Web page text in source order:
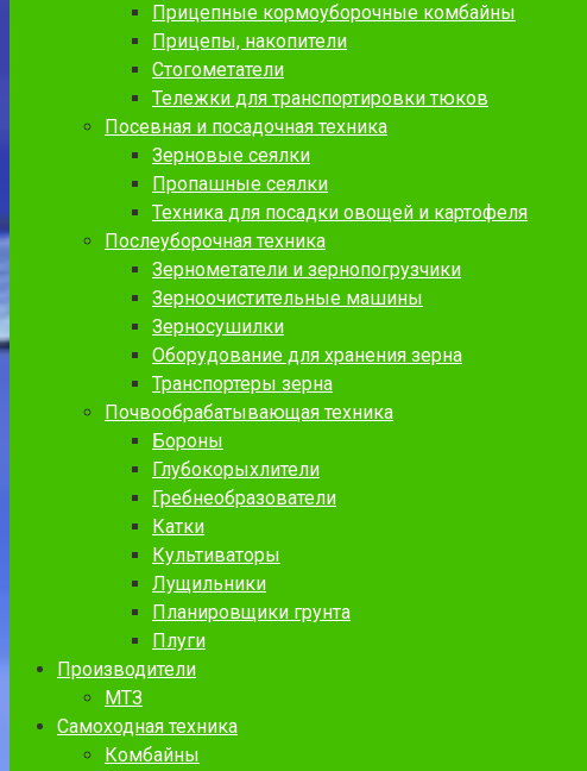
Прицепные кормоуборочные комбайны
Прицепы, накопители
Стогометатели
Тележки для транспортировки тюков
Посевная и посадочная техника
Зерновые сеялки
Пропашные сеялки
Техника для посадки овощей и картофеля
Послеуборочная техника
Зернометатели и зернопогрузчики
Зерноочистительные машины
Зерносушилки
Оборудование для хранения зерна
Транспортеры зерна
Почвообрабатывающая техника
Бороны
Глубокорыхлители
Гребнеобразователи
Катки
Культиваторы
Лущильники
Планировщики грунта
Плуги
Производители
МТЗ
Самоходная техника
Комбайны